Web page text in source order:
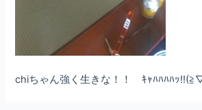
chiちゃん強く生きな！！ ｷｬﾊﾊﾊﾊｯ